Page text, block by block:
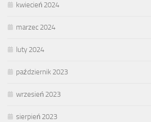
kwiecień 2024
marzec 2024
luty 2024
październik 2023
wrzesień 2023
sierpień 2023